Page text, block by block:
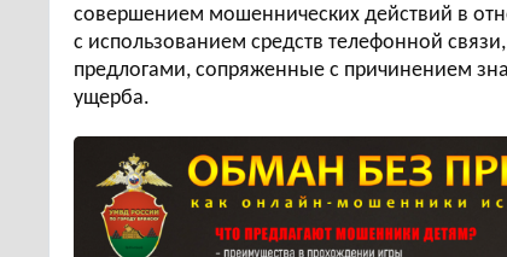
совершением мошеннических действий в
с использованием средств телефонной
предлогами, сопряженные с причинением
ущерба.